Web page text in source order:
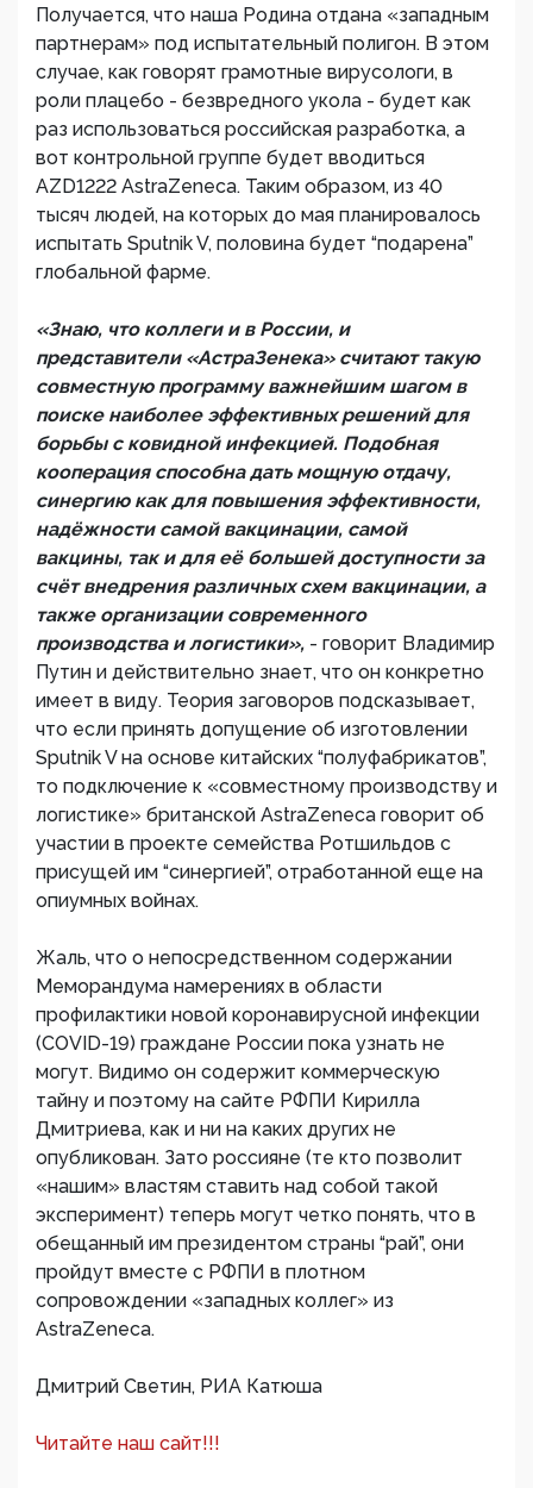
Получается, что наша Родина отдана «западным
партнерам» под испытательный полигон. В этом
случае, как говорят грамотные вирусологи, в
роли плацебо - безвредного укола - будет как
раз использоваться российская разработка, а
вот контрольной группе будет вводиться
AZD1222 AstraZeneca. Таким образом, из 40
тысяч людей, на которых до мая планировалось
испытать Sputnik V, половина будет “подарена”
глобальной фарме.
«Знаю, что коллеги и в России, и
представители «АстраЗенека» считают такую
совместную программу важнейшим шагом в
поиске наиболее эффективных решений для
борьбы с ковидной инфекцией. Подобная
кооперация способна дать мощную отдачу,
синергию как для повышения эффективности,
надёжности самой вакцинации, самой
вакцины, так и для её большей доступности за
счёт внедрения различных схем вакцинации, а
также организации современного
производства и логистики», - говорит Владимир
Путин и действительно знает, что он конкретно
имеет в виду. Теория заговоров подсказывает,
что если принять допущение об изготовлении
Sputnik V на основе китайских “полуфабрикатов”,
то подключение к «совместному производству и
логистике» британской AstraZeneca говорит об
участии в проекте семейства Ротшильдов с
присущей им “синергией”, отработанной еще на
опиумных войнах.
Жаль, что о непосредственном содержании
Меморандума намерениях в области
профилактики новой коронавирусной инфекции
(COVID-19) граждане России пока узнать не
могут. Видимо он содержит коммерческую
тайну и поэтому на сайте РФПИ Кирилла
Дмитриева, как и ни на каких других не
опубликован. Зато россияне (те кто позволит
«нашим» властям ставить над собой такой
эксперимент) теперь могут четко понять, что в
обещанный им президентом страны “рай”, они
пройдут вместе с РФПИ в плотном
сопровождении «западных коллег» из
AstraZeneca.
Дмитрий Светин, РИА Катюша
Читайте наш сайт!!!